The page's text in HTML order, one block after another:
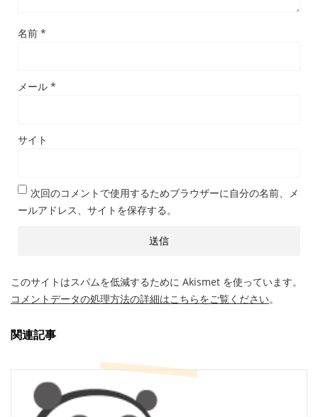
名前 *
メール *
サイト
次回のコメントで使用するためブラウザーに自分の名前、メ
ールアドレス、サイトを保存する。
このサイトはスパムを低減するために Akismet を使っています。
コメントデータの処理方法の詳細はこちらをご覧ください。
関連記事